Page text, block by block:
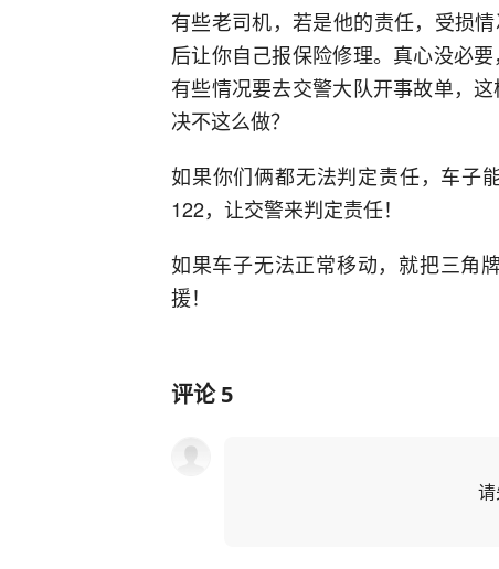
有些老司机，若是他的责任，受损
后让你自己报保险修理。真心没必
有些情况要去交警大队开事故单，
决不这么做？
如果你们俩都无法判定责任，车子
122，让交警来判定责任！
如果车子无法正常移动，就把三角
援！
评论5